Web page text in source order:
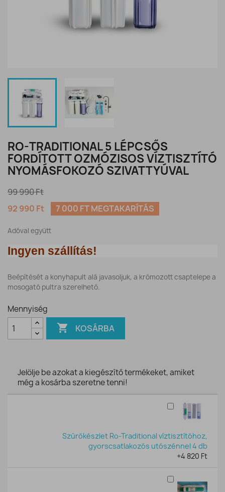
RO-TRADITIONAL 5 LÉPCSŐS
FORDÍTOTT OZMÓZISOS VÍZTISZTÍTÓ
NYOMÁSFOKOZÓ SZIVATTYÚVAL
99 990 Ft
92 990 Ft
7 000 FT MEGTAKARÍTÁS
Adóval együtt
Ingyen szállítás!
Beépítését a konyhapult alá javasoljuk, a krómozott csaptelepe a
mosogató pultra szerelhető.
Mennyiség
 KOSÁRBA
Jelölje be azokat a kiegészítő termékeket, amiket
még a kosárba szeretne tenni!
Szűrőkészlet Ro-Traditional víztisztítóhoz,
gyorscsatlakozós utószénnel 4 db
+4 820 Ft